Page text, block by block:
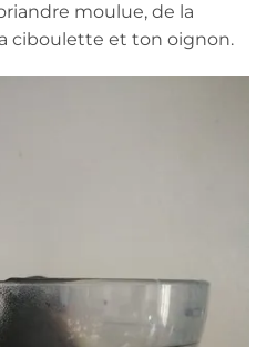
moulue, de la
ciboulette et ton oignon.